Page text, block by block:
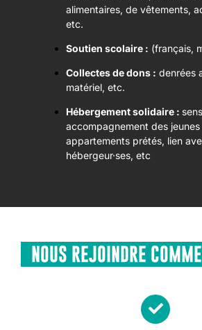
alimentaires, de vêtements,
etc.
Soutien scolaire : (français,
Collectes de dons : denrées
matériel, etc.
Hébergement solidaire :
accompagnement des
appartements prétés, lien
hébergeur·ses, etc
NOUS REJOINDRE